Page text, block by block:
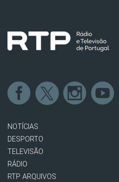
NOTÍCIAS
DESPORTO
TELEVISÃO
RÁDIO
RTP ARQUIVOS